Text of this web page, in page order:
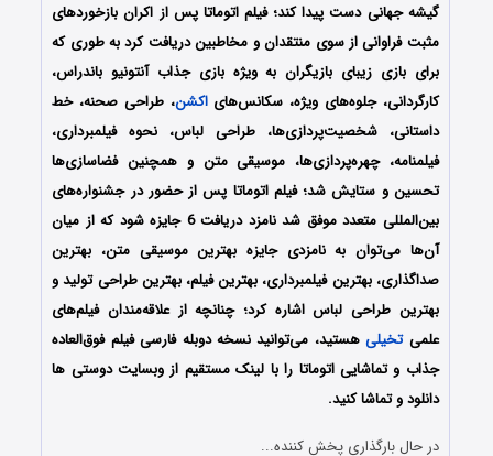
گیشه جهانی دست پیدا کند؛ فیلم اتوماتا پس از اکران بازخوردهای
مثبت فراوانی از سوی منتقدان و مخاطبین دریافت کرد به طوری که
برای بازی زیبای بازیگران به ویژه بازی جذاب آنتونیو باندراس،
کارگردانی، جلوه‌های ویژه، سکانس‌هایاکشن، طراحی صحنه، خط
داستانی، شخصیت‌پردازی‌ها، طراحی لباس، نحوه فیلمبرداری،
فیلمنامه، چهره‌پردازی‌ها، موسیقی متن و همچنین فضاسازی‌ها
تحسین و ستایش شد؛ فیلم اتوماتا پس از حضور در جشنواره‌های
بین‌المللی متعدد موفق شد نامزد دریافت 6 جایزه شود که از میان
آن‌ها می‌توان به نامزدی جایزه بهترین موسیقی متن، بهترین
صداگذاری، بهترین فیلمبرداری، بهترین فیلم، بهترین طراحی تولید و
بهترین طراحی لباس اشاره کرد؛ چنانچه از علاقه‌مندان فیلم‌های
علمیتخیلیهستید، می‌توانید نسخه دوبله فارسی فیلم فوق‌العاده
جذاب و تماشایی اتوماتا را با لینک مستقیم از وبسایت دوستی ها
دانلود و تماشا کنید.
در حال بارگذاری پخش کننده...